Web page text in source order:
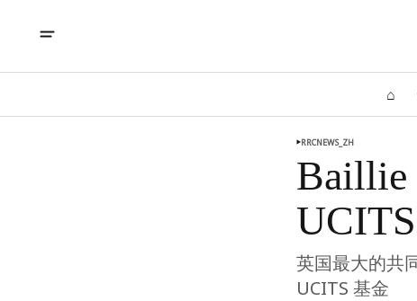
⌂
RRCNEWS_ZH
英国最大的共
UCITS 基金